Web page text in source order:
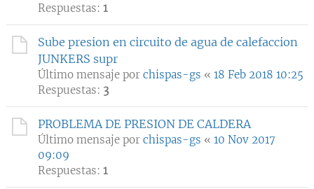
Respuestas: 1
Sube presion en circuito de agua de calefaccion
JUNKERS supr
Último mensaje por chispas-gs « 18 Feb 2018 10:25
Respuestas: 3
PROBLEMA DE PRESION DE CALDERA
Último mensaje por chispas-gs « 10 Nov 2017
09:09
Respuestas: 1